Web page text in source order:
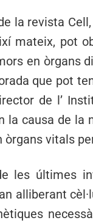
la revista
mateix, pot
en òrgans
que pot
de l’
la causa de
vitals
les últimes
alliberant